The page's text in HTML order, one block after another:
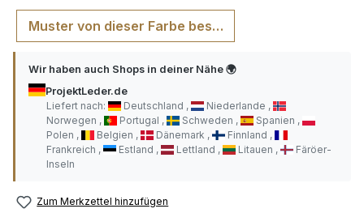
Muster von dieser Farbe bestellen
Wir haben auch Shops in deiner Nähe 🌍
ProjektLeder.de
Liefert nach:
Deutschland
Niederlande
Norwegen
Portugal Schweden
Spanien
Polen
Belgien Dänemark
Finnland
Frankreich
Estland Lettland Litauen
Färöer-
Inseln
Zum Merkzettel hinzufügen